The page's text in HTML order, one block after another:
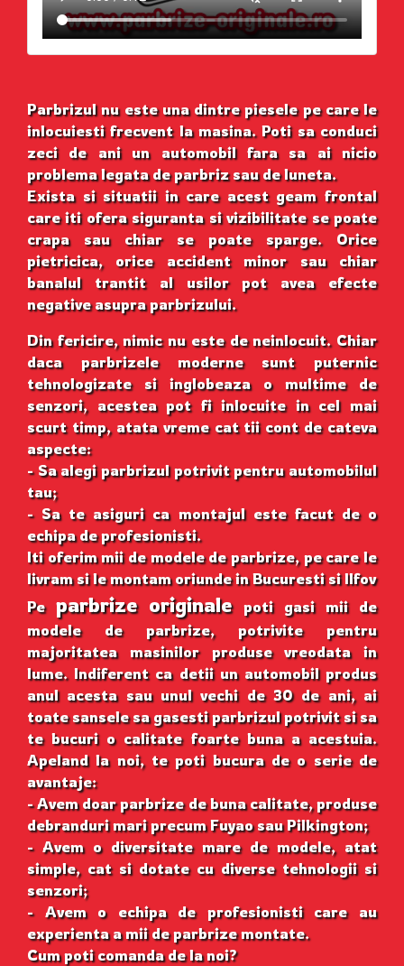
Parbrizul nu este una dintre piesele pe care le
inlocuiesti frecvent la masina. Poti sa conduci
zeci de ani un automobil fara sa ai nicio
problema legata de parbriz sau de luneta.
Exista si situatii in care acest geam frontal
care iti ofera siguranta si vizibilitate se poate
crapa sau chiar se poate sparge. Orice
pietricica, orice accident minor sau chiar
banalul trantit al usilor pot avea efecte
negative asupra parbrizului.
Din fericire, nimic nu este de neinlocuit. Chiar
daca parbrizele moderne sunt puternic
tehnologizate si inglobeaza o multime de
senzori, acestea pot fi inlocuite in cel mai
scurt timp, atata vreme cat tii cont de cateva
aspecte:
- Sa alegi parbrizul potrivit pentru automobilul
tau;
- Sa te asiguri ca montajul este facut de o
echipa de profesionisti.
Iti oferim mii de modele de parbrize, pe care le
livram si le montam oriunde in Bucuresti si Ilfov
Peparbrize originalepoti gasi mii de
modele de parbrize, potrivite pentru
majoritatea masinilor produse vreodata in
lume. Indiferent ca detii un automobil produs
anul acesta sau unul vechi de 30 de ani, ai
toate sansele sa gasesti parbrizul potrivit si sa
te bucuri o calitate foarte buna a acestuia.
Apeland la noi, te poti bucura de o serie de
avantaje:
- Avem doar parbrize de buna calitate, produse
debranduri mari precum Fuyao sau Pilkington;
- Avem o diversitate mare de modele, atat
simple, cat si dotate cu diverse tehnologii si
senzori;
- Avem o echipa de profesionisti care au
experienta a mii de parbrize montate.
Cum poti comanda de la noi?